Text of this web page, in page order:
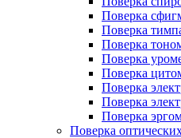
Поверка
Поверка
Поверка
Поверка
Поверка
Поверка
Поверка
Поверка
Поверка